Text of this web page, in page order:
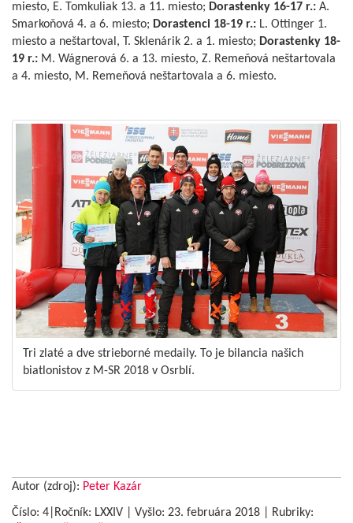
miesto, E. Tomkuliak 13. a 11. miesto; Dorastenky 16-17 r.: A.
Smarkoňová 4. a 6. miesto; Dorastenci 18-19 r.: L. Ottinger 1.
miesto a neštartoval, T. Sklenárik 2. a 1. miesto; Dorastenky 18-
19 r.: M. Wágnerová 6. a 13. miesto, Z. Remeňová neštartovala
a 4. miesto, M. Remeňová neštartovala a 6. miesto.
Tri zlaté a dve strieborné medaily. To je bilancia našich
biatlonistov z M-SR 2018 v Osrblí.
Autor (zdroj): Peter Kazár
Číslo: 4|Ročník: LXXIV | Vyšlo: 23. februára 2018
Rubriky: